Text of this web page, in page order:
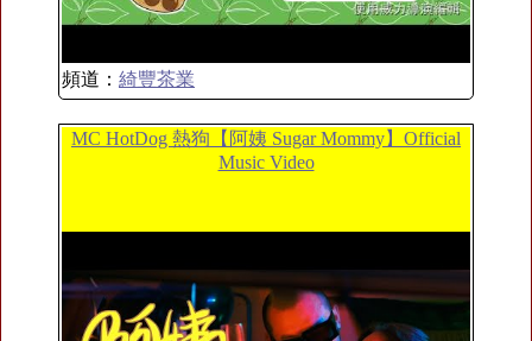
頻道： 綺豐茶業
MC HotDog 熱狗【阿姨 Sugar Mommy】Official
Music Video